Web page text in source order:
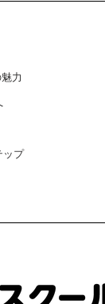
力
ップ